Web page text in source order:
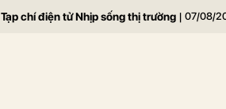
Tạp chí điện tử Nhịp sống thị trường | 07/08/